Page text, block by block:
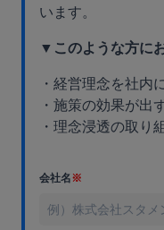
います。
▼このような方に
・経営理念を社内
・施策の効果が出
・理念浸透の取り
会社名※